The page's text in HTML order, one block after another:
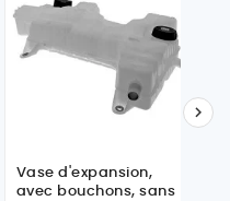
Vase d'expansion,
avec bouchons, sans
